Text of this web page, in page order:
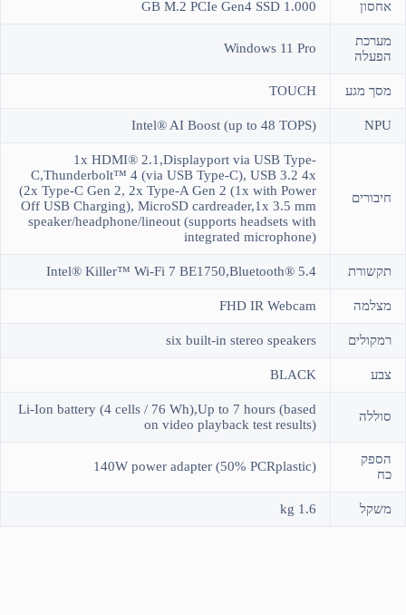
אחסון 1.000 GB M.2 PCIe Gen4 SSD
מערכת
הפעלה
Windows 11 Pro
מסך מגע TOUCH
NPU
Intel® AI Boost (up to 48 TOPS)
חיבורים
1x HDMI® 2.1,Displayport via USB Type-
C,Thunderbolt™ 4 (via USB Type-C), USB 3.2 4x
(2x Type-C Gen 2, 2x Type-A Gen 2 (1x with Power
Off USB Charging), MicroSD cardreader,1x 3.5 mm
speaker/headphone/lineout (supports headsets with
integrated microphone)
תקשורת Intel® Killer™ Wi-Fi 7 BE1750,Bluetooth® 5.4
מצלמה FHD IR Webcam
רמקולים six built-in stereo speakers
צבע BLACK
סוללה
Li-Ion battery (4 cells / 76 Wh),Up to 7 hours (based
on video playback test results)
הספק
כח
140W power adapter (50% PCRplastic)
משקל 1.6 kg